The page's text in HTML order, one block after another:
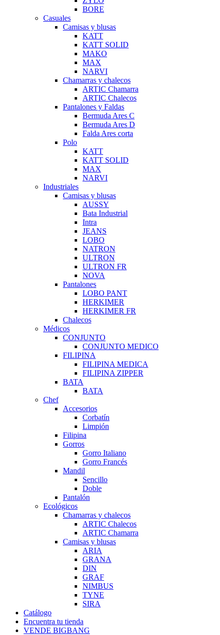
BORE
Casuales
Camisas y blusas
KATT
KATT SOLID
MAKO
MAX
NARVI
Chamarras y chalecos
ARTIC Chamarra
ARTIC Chalecos
Pantalones y Faldas
Bermuda Ares C
Bermuda Ares D
Falda Ares corta
Polo
KATT
KATT SOLID
MAX
NARVI
Industriales
Camisas y blusas
AUSSY
Bata Industrial
Intra
JEANS
LOBO
NATRON
ULTRON
ULTRON FR
NOVA
Pantalones
LOBO PANT
HERKIMER
HERKIMER FR
Chalecos
Médicos
CONJUNTO
CONJUNTO MEDICO
FILIPINA
FILIPINA MEDICA
FILIPINA ZIPPER
BATA
BATA
Chef
Accesorios
Corbatín
Limpión
Filipina
Gorros
Gorro Italiano
Gorro Francés
Mandil
Sencillo
Doble
Pantalón
Ecológicos
Chamarras y chalecos
ARTIC Chalecos
ARTIC Chamarra
Camisas y blusas
ARIA
GRANA
DIN
GRAF
NIMBUS
TYNE
SIRA
Catálogo
Encuentra tu tienda
VENDE BIGBANG